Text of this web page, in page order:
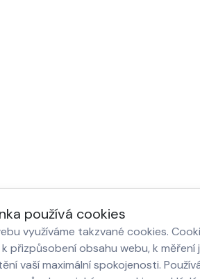
používá cookies
využíváme takzvané cookies.
přizpůsobení obsahu webu, k
vaší maximální spokojenosti.